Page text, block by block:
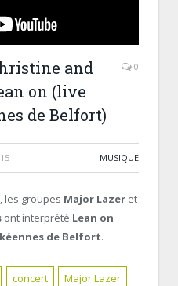
and
on (live
de Belfort)
0
MUSIQUE
les groupes Major Lazer et
ont interprété Lean on
de Belfort.
concert Major Lazer